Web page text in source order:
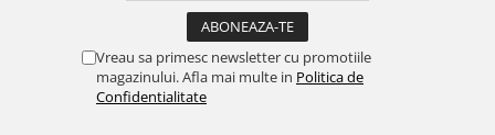
Vreau sa primesc newsletter cu promotiile
magazinului. Afla mai multe in Politica de
Confidentialitate